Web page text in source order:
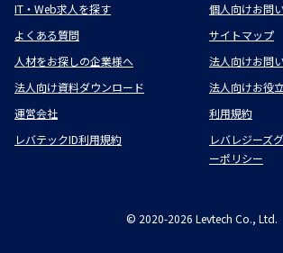
IT・Web求人を探す
個人向けお問
よくある質問
サイトマップ
人材をお探しの企業様へ
法人向けお問
法人向け資料ダウンロード
法人向けお役
運営会社
利用規約
レバテックID利用規約
レバレジーズ
ーポリシー
© 2020-2026 Levtech Co., Ltd.